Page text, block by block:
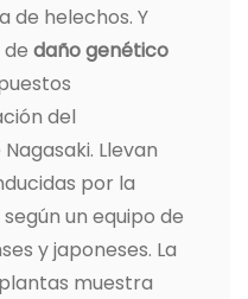
de helechos. Y
daño genético
del
Llevan
por la
un equipo de
y japoneses. La
muestra